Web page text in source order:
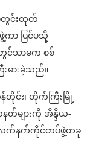
တွင်းထုတ်
ကာ ပြင်ပသို့
င်သာမက စစ်
မားခဲ့သည်။
း၊ တိုက်ကြီးမြို့
နတ်များကို အိန္ဒိယ-
လက်နက်ကိုင်တပ်ဖွဲ့တခု